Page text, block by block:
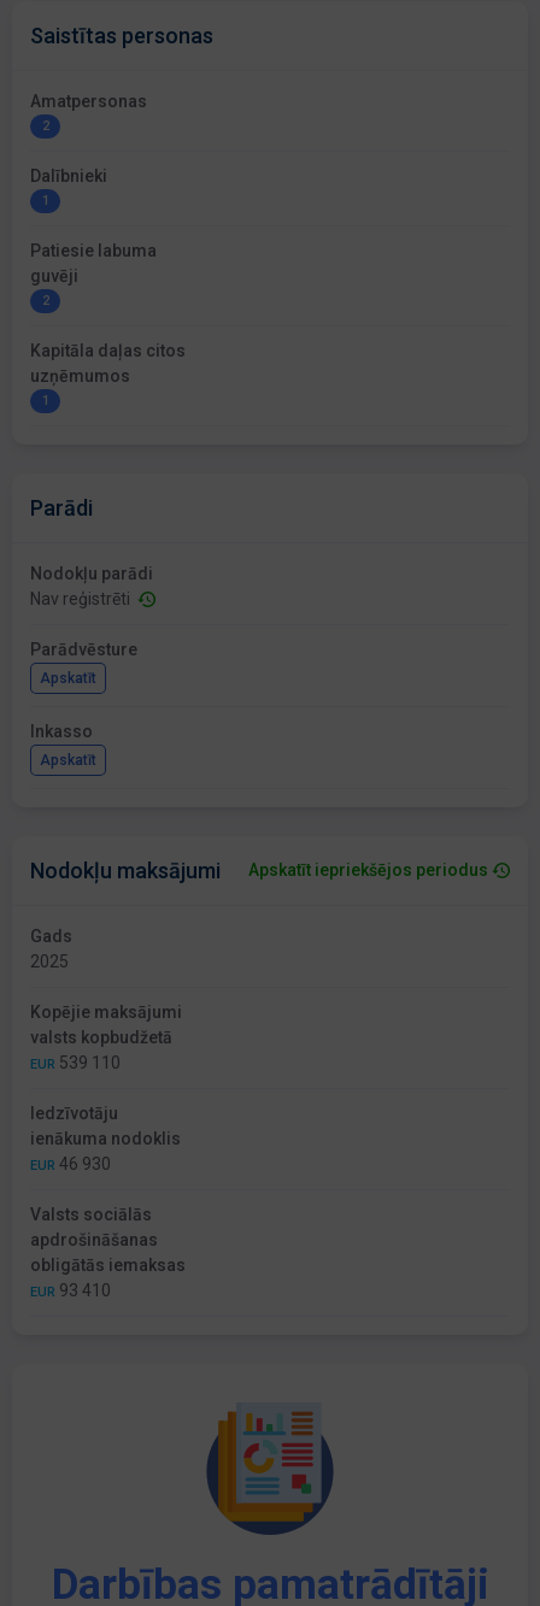
Saistītas personas
Amatpersonas
2
Dalībnieki
1
Patiesie labuma
guvēji
2
Kapitāla daļas citos
uzņēmumos
1
Parādi
Nodokļu parādi
Nav reģistrēti
Parādvēsture
Apskatīt
Inkasso
Apskatīt
Nodokļu maksājumi Apskatīt iepriekšējos periodus
Gads
2025
Kopējie maksājumi
valsts kopbudžetā
EUR 539 110
Iedzīvotāju
ienākuma nodoklis
EUR 46 930
Valsts sociālās
apdrošināšanas
obligātās iemaksas
EUR 93 410
Darbības pamatrādītāji